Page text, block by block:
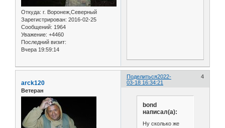
Откуда: г. Воронеж,Северный
Зарегистрирован: 2016-02-25
Сообщений: 1964
Уважение: +4460
Последний визит:
Вчера 19:59:14
Поделиться 4
2022-
03-18 16:34:21
arck120
Ветеран
bond
написал(а):
Ну сколько же